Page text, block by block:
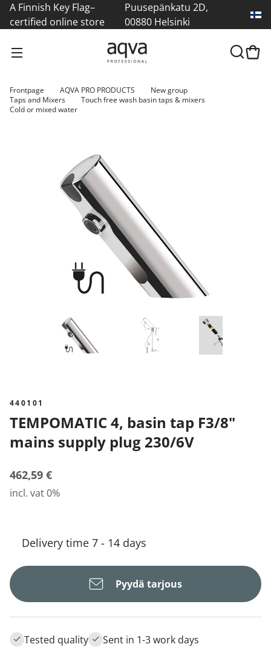
A Finnish Key Flag–
certified online store
Puusepänkatu 2D,
00880 Helsinki
Frontpage AQVA PRO PRODUCTS
New group
Taps and Mixers
Touch free wash basin taps & mixers
Cold or mixed water
440101
TEMPOMATIC 4, basin tap F3/8"
mains supply plug 230/6V
462,59 €
incl. vat 0%
Delivery time 7 - 14 days
Pyydä tarjous
Tested quality
Sent in 1-3 work days